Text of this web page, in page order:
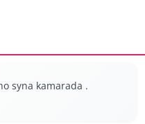
syna kamarada .